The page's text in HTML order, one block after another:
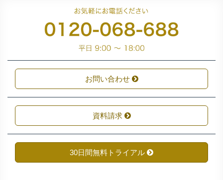
お問い合わせ
資料請求
30日間無料トライアル